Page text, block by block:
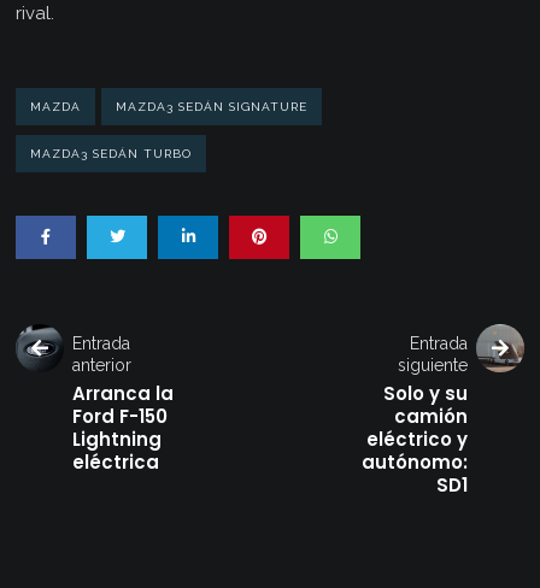
rival.
MAZDA MAZDA3 SEDÁN SIGNATURE
MAZDA3 SEDÁN TURBO
Entrada
anterior
Arranca la
Ford F-150
Lightning
eléctrica
Entrada
siguiente
Solo y su
camión
eléctrico y
autónomo:
SD1